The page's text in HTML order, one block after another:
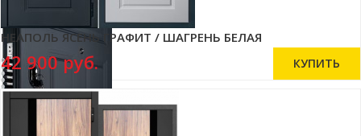
НЕАПОЛЬ ЯСЕНЬ ГРАФИТ / ШАГРЕНЬ БЕЛАЯ
42 900 руб.